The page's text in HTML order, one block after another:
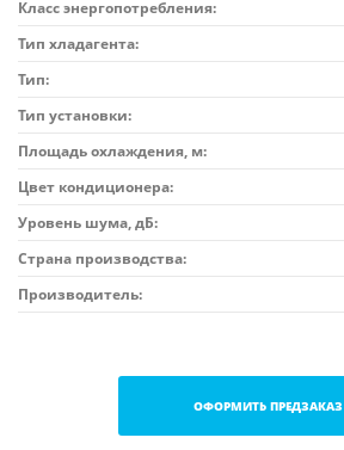
Класс энергопотребления:
Тип хладагента:
Тип:
Тип установки:
Площадь охлаждения, м:
Цвет кондиционера:
Уровень шума, дБ:
Страна производства:
Производитель:
ОФОРМИТЬ ПРЕДЗАКАЗ